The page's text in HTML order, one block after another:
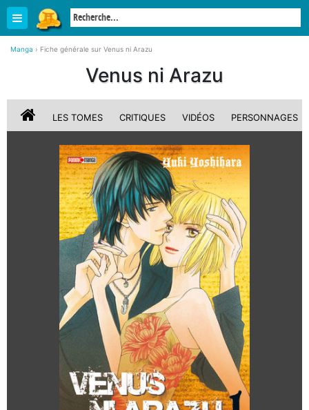
Manga › Fiche générale sur Venus ni Arazu
Venus ni Arazu
LES TOMES CRITIQUES VIDÉOS PERSONNAGES